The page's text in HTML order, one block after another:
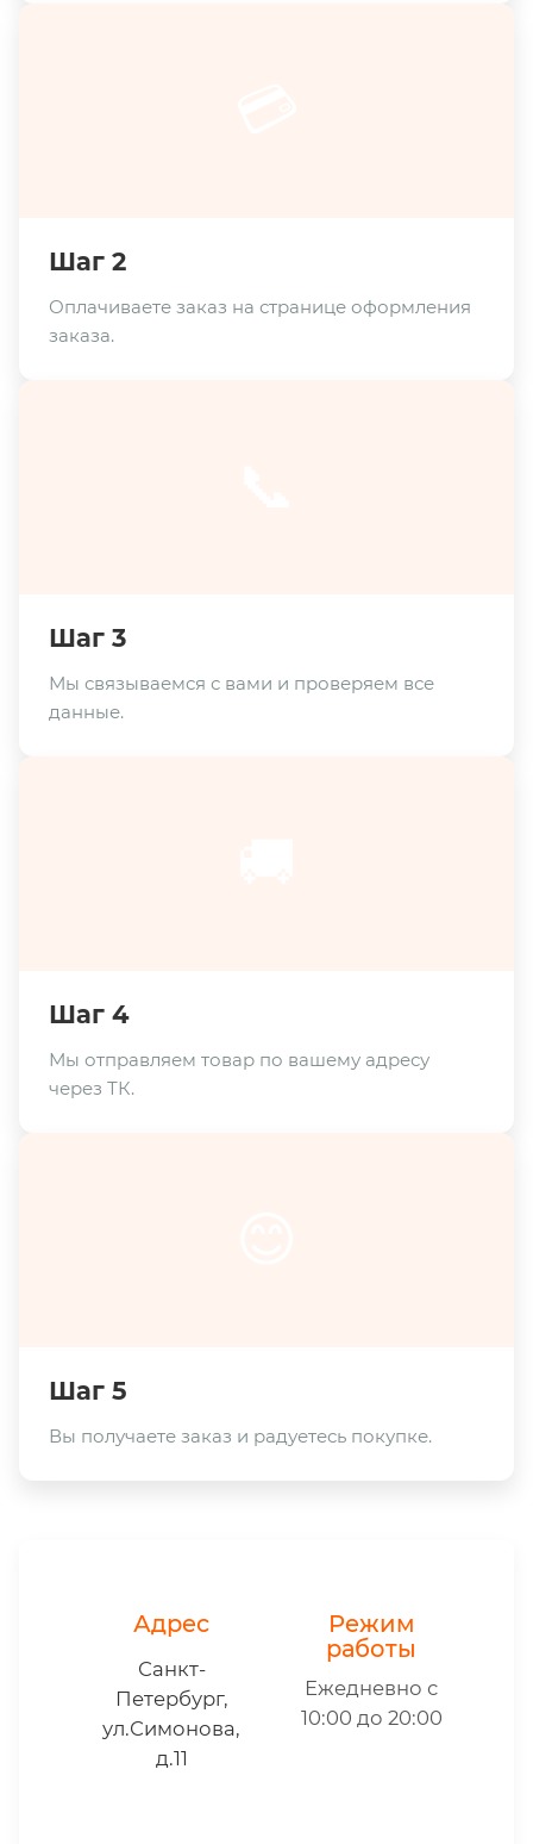
Шаг 2
Оплачиваете заказ на странице оформления
заказа.
Шаг 3
Мы связываемся с вами и проверяем все
данные.
Шаг 4
Мы отправляем товар по вашему адресу
через ТК.
Шаг 5
Вы получаете заказ и радуетесь покупке.
Адрес
Санкт-
Петербург,
ул.Симонова,
д.11
Режим
работы
Ежедневно с
10:00 до 20:00